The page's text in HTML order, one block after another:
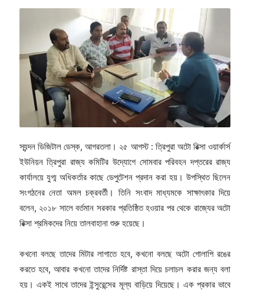
স্যন্দন ডিজিটাল ডেস্ক, আগরতলা। ২৫ আগস্ট : ত্রিপুরা অটো রিক্সা ওয়ার্কার্স
ইউনিয়ন ত্রিপুরা রাজ্য কমিটির উদ্যোগে সোমবার পরিবহন দপ্তরের রাজ্য
কার্যালয়ে যুগ্ম অধিকর্তার কাছে ডেপুটেশন প্রদান করা হয়। উপস্থিত ছিলেন
সংগঠনের নেতা অমল চক্রবর্তী। তিনি সংবাদ মাধ্যমকে সাক্ষাৎকার দিয়ে
বলেন, ২০১৮ সালে বর্তমান সরকার প্রতিষ্ঠিত হওয়ার পর থেকে রাজ্যের অটো
রিক্সা শ্রমিকদের নিয়ে তালবাহানা শুরু হয়েছে।
কখনো বলছে তাদের মিটার লাগাতে হবে, কখনো বলছে অটো গোলাপি রঙের
করতে হবে, আবার কখনো তাদের নির্দিষ্ট রাস্তা দিয়ে চলাচল করার জন্য বলা
হয়। একই সাথে তাদের ইন্সুরেন্সের মূল্য বাড়িয়ে দিয়েছে। এক প্রকার ভাবে